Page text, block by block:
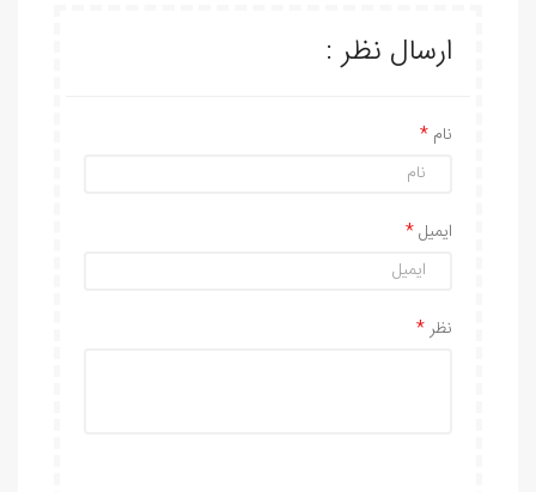
ارسال نظر :
نام
ایمیل
نظر